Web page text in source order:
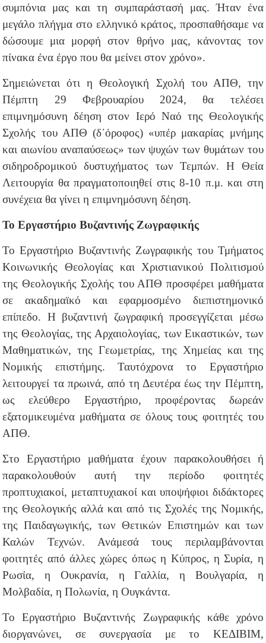
συμπόνια μας και τη συμπαράστασή μας. Ήταν ένα
μεγάλο πλήγμα στο ελληνικό κράτος, προσπαθήσαμε να
δώσουμε μια μορφή στον θρήνο μας, κάνοντας τον
πίνακα ένα έργο που θα μείνει στον χρόνο».
Σημειώνεται ότι η Θεολογική Σχολή του ΑΠΘ, την
Πέμπτη 29 Φεβρουαρίου 2024, θα τελέσει
επιμνημόσυνη δέηση στον Ιερό Ναό της Θεολογικής
Σχολής του ΑΠΘ (δ΄όροφος) «υπέρ μακαρίας μνήμης
και αιωνίου αναπαύσεως» των ψυχών των θυμάτων του
σιδηροδρομικού δυστυχήματος των Τεμπών. Η Θεία
Λειτουργία θα πραγματοποιηθεί στις 8-10 π.μ. και στη
συνέχεια θα γίνει η επιμνημόσυνη δέηση.
Το Εργαστήριο Βυζαντινής Ζωγραφικής
Το Εργαστήριο Βυζαντινής Ζωγραφικής του Τμήματος
Κοινωνικής Θεολογίας και Χριστιανικού Πολιτισμού
της Θεολογικής Σχολής του ΑΠΘ προσφέρει μαθήματα
σε ακαδημαϊκό και εφαρμοσμένο διεπιστημονικό
επίπεδο. Η βυζαντινή ζωγραφική προσεγγίζεται μέσω
της Θεολογίας, της Αρχαιολογίας, των Εικαστικών, των
Μαθηματικών, της Γεωμετρίας, της Χημείας και της
Νομικής επιστήμης. Ταυτόχρονα το Εργαστήριο
λειτουργεί τα πρωινά, από τη Δευτέρα έως την Πέμπτη,
ως ελεύθερο Εργαστήριο, προφέροντας δωρεάν
εξατομικευμένα μαθήματα σε όλους τους φοιτητές του
ΑΠΘ.
Στο Εργαστήριο μαθήματα έχουν παρακολουθήσει ή
παρακολουθούν αυτή την περίοδο φοιτητές
προπτυχιακοί, μεταπτυχιακοί και υποψήφιοι διδάκτορες
της Θεολογικής αλλά και από τις Σχολές της Νομικής,
της Παιδαγωγικής, των Θετικών Επιστημών και των
Καλών Τεχνών. Ανάμεσά τους περιλαμβάνονται
φοιτητές από άλλες χώρες όπως η Κύπρος, η Συρία, η
Ρωσία, η Ουκρανία, η Γαλλία, η Βουλγαρία, η
Μολβαδία, η Πολωνία, η Ουγκάντα.
Το Εργαστήριο Βυζαντινής Ζωγραφικής κάθε χρόνο
διοργανώνει, σε συνεργασία με το ΚΕΔΙΒΙΜ,